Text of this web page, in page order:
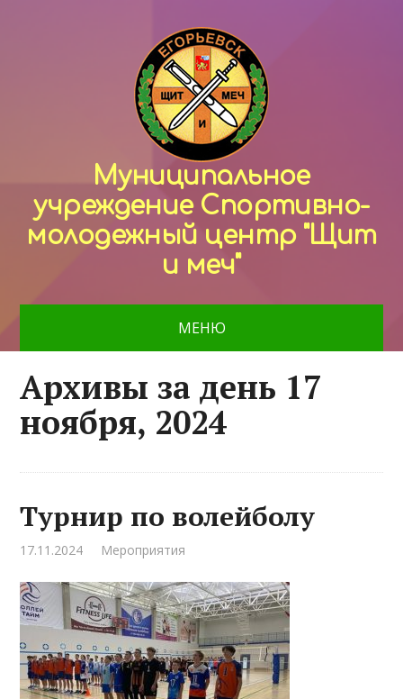
Муниципальное
учреждение Спортивно-
молодежный центр "Щит
и меч"
МЕНЮ
Архивы за день 17
ноября, 2024
Турнир по волейболу
17.11.2024 Мероприятия